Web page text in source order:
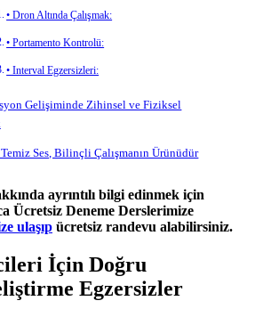
• Dron Altında Çalışmak:
• Portamento Kontrolü:
• Interval Egzersizleri:
Gelişiminde Zihinsel ve Fiziksel
Ses, Bilinçli Çalışmanın Ürünüdür
ayrıntılı bilgi edinmek için
Ücretsiz Deneme Derslerimize
ulaşıp ücretsiz randevu alabilirsiniz.
İçin Doğru
Egzersizler